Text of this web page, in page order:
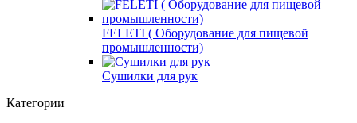
FELETI ( Оборудование для пищевой
промышленности)
Сушилки для рук
Категории